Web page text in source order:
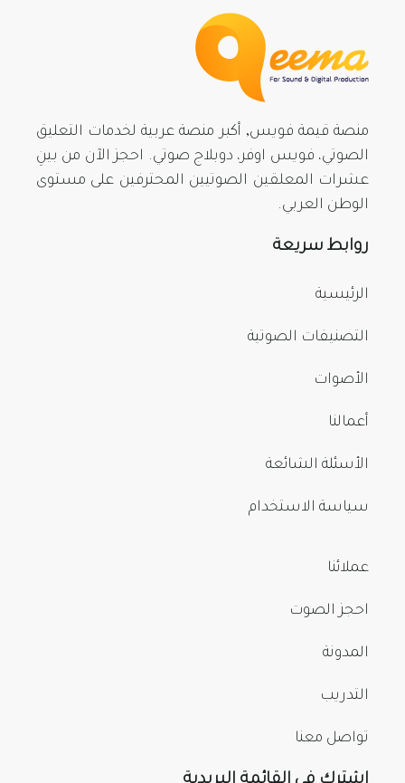
منصة قيمة فويس, أكبر منصة عربية لخدمات التعليق
الصوتي، فويس اوفر، دوبلاج صوتي. احجز الآن من بينِ
عشرات المعلقين الصوتيين المحترفين على مستوى
الوطن العربي.
روابط سريعة
الرئيسية
التصنيفات الصوتية
الأصوات
أعمالنا
الأسئلة الشائعة
سياسة الاستخدام
عملائنا
احجز الصوت
المدونة
التدريب
تواصل معنا